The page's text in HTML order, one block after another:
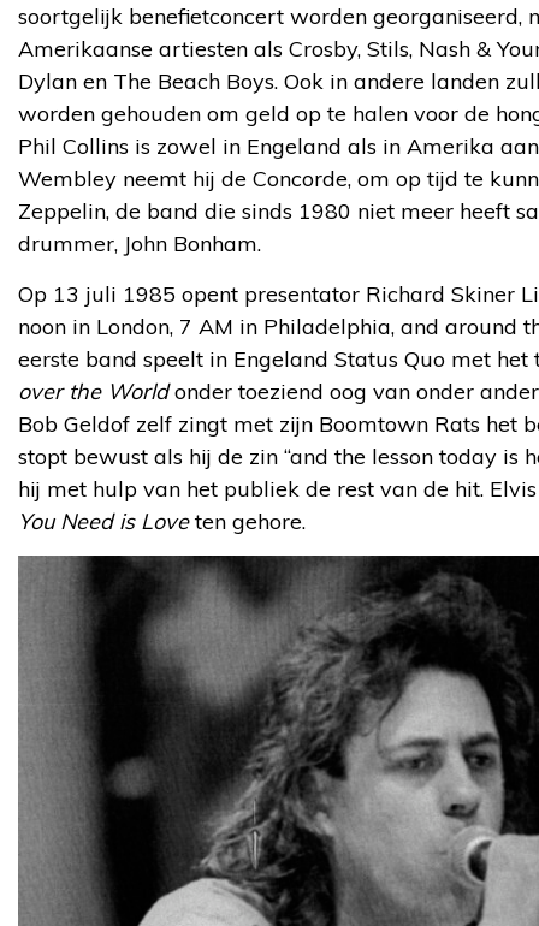
soortgelijk benefietconcert worden georganiseerd,
Amerikaanse artiesten als Crosby, Stils, Nash &
Dylan en The Beach Boys. Ook in andere landen
worden gehouden om geld op te halen voor de
Phil Collins is zowel in Engeland als in Amerika
Wembley neemt hij de Concorde, om op tijd te
Zeppelin, de band die sinds 1980 niet meer heeft
drummer, John Bonham.
Op 13 juli 1985 opent presentator Richard Skiner
noon in London, 7 AM in Philadelphia, and around
eerste band speelt in Engeland Status Quo met
over the Worldonder toeziend oog van onder
Bob Geldof zelf zingt met zijn Boomtown Rats het
stopt bewust als hij de zin “and the lesson today is
hij met hulp van het publiek de rest van de hit.
You Need is Loveten gehore.